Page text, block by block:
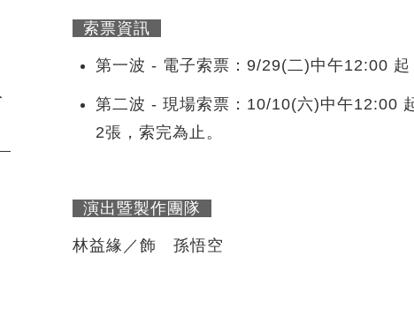
索票資訊
第一波 - 電子索票：9/29(二)中午12:00 起
第二波 - 現場索票：10/10(六)中午12:00
2張，索完為止。
演出暨製作團隊
林益緣／飾 孫悟空